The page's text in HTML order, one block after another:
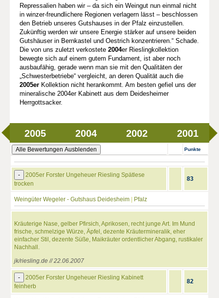
Repressalien haben wir – da sich ein Weingut nun einmal nicht
in winzer-freundlichere Regionen verlagern lässt – beschlossen
den Betrieb unseres Gutshauses in der Pfalz einzustellen.
Zukünftig werden wir unsere Energie stärker auf unsere beiden
Gutshäuser in Bernkastel und Oestrich konzentrieren.“ Schade.
Die von uns zuletzt verkostete 2004er Rieslingkollektion
bewegte sich auf einem gutem Fundament, ist aber noch
ausbaufähig, gerade wenn man sie mit den Qualitäten der
„Schwesterbetriebe“ vergleicht, an deren Qualität auch die
2005er Kollektion nicht herankommt. Am besten gefiel uns der
mineralische 2004er Kabinett aus dem Deidesheimer
Herrgottsacker.
2005 2004 2002 2001
Alle Bewertungen Ausblenden Punkte
-
2005er Forster Ungeheuer Riesling Spätlese
trocken
83
Weingüter Wegeler - Gutshaus Deidesheim Pfalz
Kräuterige Nase, gelber Pfirsich, Aprikosen, recht junge Art. Im Mund
frische, schmelzige Würze, Äpfel, dezente Kräutermineralik, eher
einfacher Stil, dezente Süße, Maikräuter ordentlicher Abgang, rustikaler
Nachhall.
jk/riesling.de // 22.06.2007
-
2005er Forster Ungeheuer Riesling Kabinett
feinherb
82